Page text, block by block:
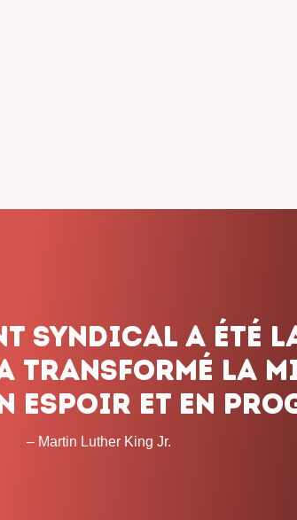
ne renonce
pas le combat,
et peu
cela prendra. »